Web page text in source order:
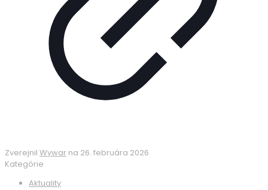
Zverejnil Wywar na 26. februára 2026
Kategórie
Aktuality